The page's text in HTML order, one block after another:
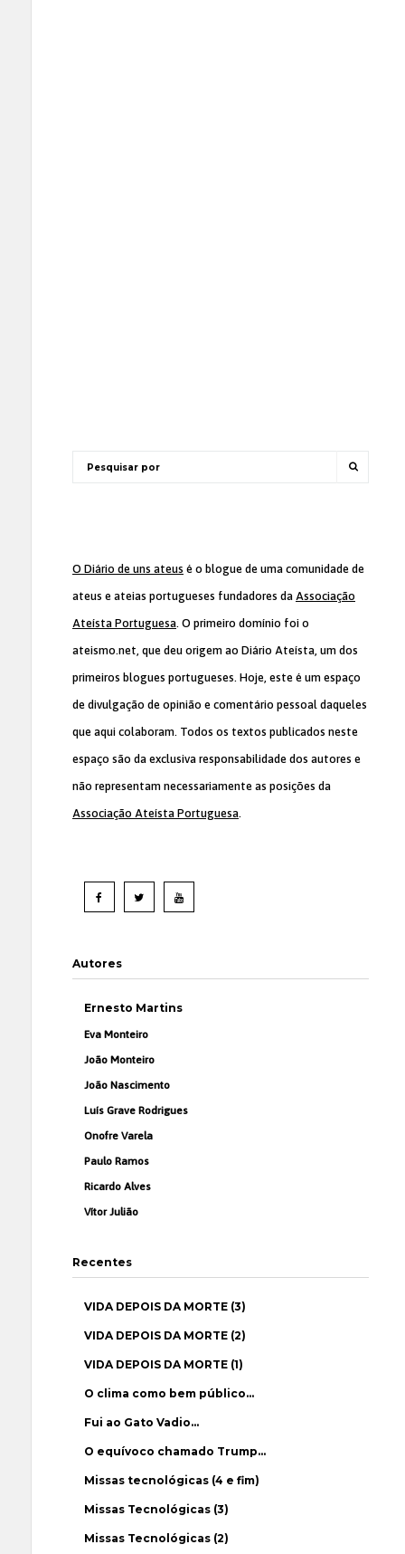
O Diário de uns ateus é o blogue de uma comunidade de
ateus e ateias portugueses fundadores da Associação
Ateísta Portuguesa. O primeiro domínio foi o
ateismo.net, que deu origem ao Diário Ateísta, um dos
primeiros blogues portugueses. Hoje, este é um espaço
de divulgação de opinião e comentário pessoal daqueles
que aqui colaboram. Todos os textos publicados neste
espaço são da exclusiva responsabilidade dos autores e
não representam necessariamente as posições da
Associação Ateísta Portuguesa.
Autores
Ernesto Martins
Eva Monteiro
João Monteiro
João Nascimento
Luís Grave Rodrigues
Onofre Varela
Paulo Ramos
Ricardo Alves
Vítor Julião
Recentes
VIDA DEPOIS DA MORTE (3)
VIDA DEPOIS DA MORTE (2)
VIDA DEPOIS DA MORTE (1)
O clima como bem público…
Fui ao Gato Vadio…
O equívoco chamado Trump…
Missas tecnológicas (4 e fim)
Missas Tecnológicas (3)
Missas Tecnológicas (2)